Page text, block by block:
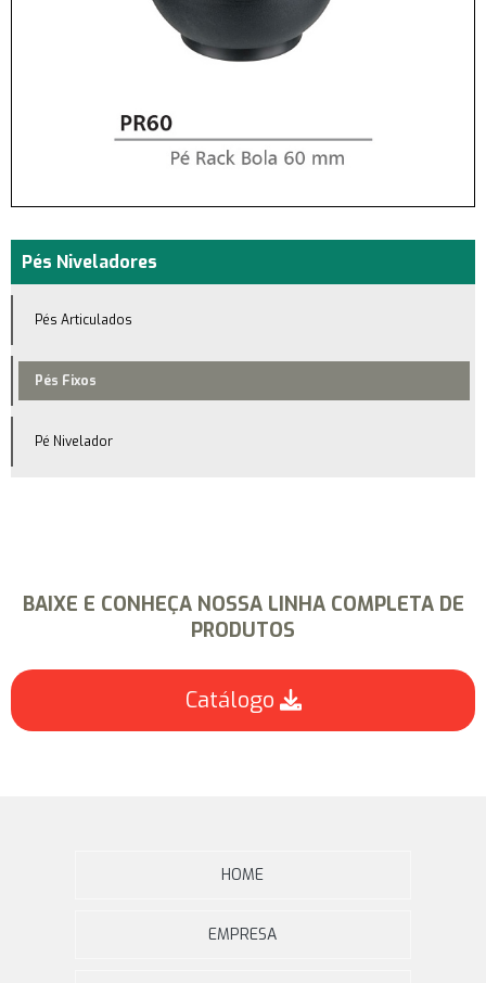
Pés Niveladores
Pés Articulados
Pés Fixos
Pé Nivelador
BAIXE E CONHEÇA NOSSA LINHA COMPLETA DE
PRODUTOS
Catálogo
HOME
EMPRESA